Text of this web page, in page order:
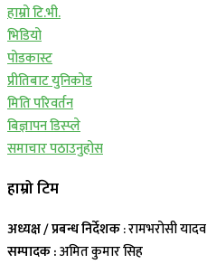
हाम्रो टि.भी.
भिडियो
पोडकास्ट
प्रीतिबाट युनिकोड
मिति परिवर्तन
बिज्ञापन डिस्प्ले
समाचार पठाउनुहोस
हाम्रो टिम
अध्यक्ष / प्रबन्ध निर्देशक: रामभरोसी यादव
सम्पादक :अमित कुमार सिह